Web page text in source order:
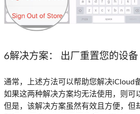
6解决方案： 出厂重置您的设备
通常，上述方法可以帮助您解决iCloud
如果这两种解决方案均无法使用，则可
但是，该解决方案虽然有效且方便，但